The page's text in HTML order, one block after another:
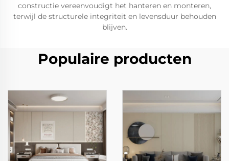
constructie vereenvoudigt het hanteren en monteren,
terwijl de structurele integriteit en levensduur behouden
blijven.
Populaire producten